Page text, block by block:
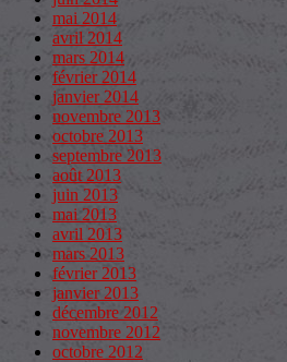
mai 2014
avril 2014
mars 2014
février 2014
janvier 2014
novembre 2013
octobre 2013
septembre 2013
août 2013
juin 2013
mai 2013
avril 2013
mars 2013
février 2013
janvier 2013
décembre 2012
novembre 2012
octobre 2012